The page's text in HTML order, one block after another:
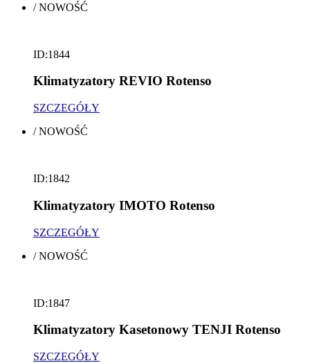
/NOWOŚĆ
ID:1844
Klimatyzatory REVIO Rotenso
SZCZEGÓŁY
/NOWOŚĆ
ID:1842
Klimatyzatory IMOTO Rotenso
SZCZEGÓŁY
/NOWOŚĆ
ID:1847
Klimatyzatory Kasetonowy TENJI Rotenso
SZCZEGÓŁY